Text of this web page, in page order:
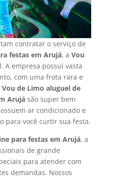
contratar o serviço de
festas em Arujá, a Vou
A empresa possui vasta
com uma frota rara e
Vou de Limo aluguel de
Arujásão super bem
ar condicionado e
para você curtir sua festa.
para festas em Arujá, a
de grande
para atender com
demandas. Nossos